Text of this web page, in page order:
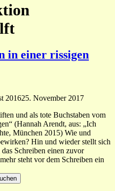
in einer rissigen
201625. November 2017
und als tote Buchstaben vom
(Hannah Arendt, aus: „Ich
München 2015) Wie und
Hin und wieder stellt sich
Schreiben einen zuvor
steht vor dem Schreiben ein